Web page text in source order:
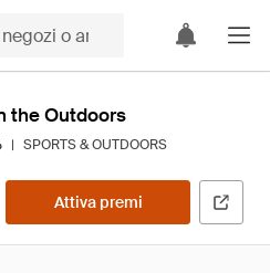
the Outdoors
| SPORTS & OUTDOORS
Attiva premi